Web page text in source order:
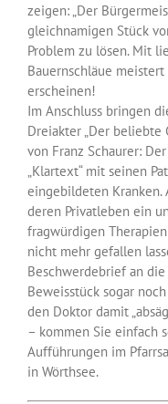
zeigen: „Der
gleichnamigen Stück
Problem zu lösen. Mit
Bauernschläue
erscheinen!
Im Anschluss bringen
Dreiakter „Der beliebte
von Franz Schaurer:
„Klartext“ mit seinen
eingebildeten Kranken.
deren Privatleben ein
fragwürdigen
nicht mehr gefallen
Beschwerdebrief an
Beweisstück sogar
den Doktor damit
– kommen Sie einfach
Aufführungen im
in Wörthsee.